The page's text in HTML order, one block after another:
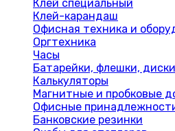
Клей специальный
Клей-карандаш
Офисная техника и
Оргтехника
Часы
Батарейки, флешки, диски
Калькуляторы
Магнитные и пробковые
Офисные
Банковские резинки